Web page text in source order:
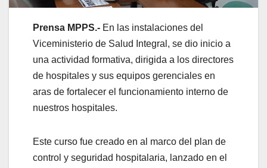
Prensa MPPS.- En las instalaciones del
Viceministerio de Salud Integral, se dio inicio a
una actividad formativa, dirigida a los directores
de hospitales y sus equipos gerenciales en
aras de fortalecer el funcionamiento interno de
nuestros hospitales.
Este curso fue creado en al marco del plan de
control y seguridad hospitalaria, lanzado en el